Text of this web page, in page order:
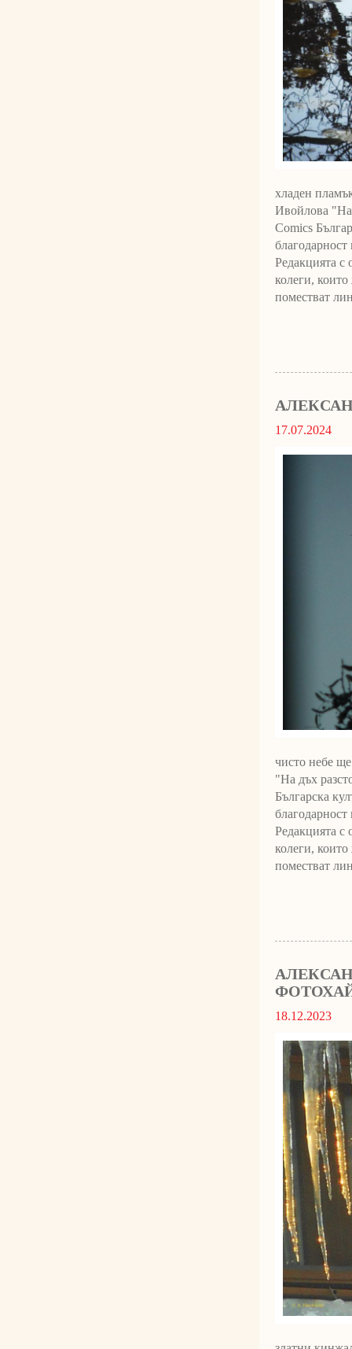
хладен
Ивойлова "На
Comics
Редакцията с
колеги,
поместват
17.07.2024
чисто небе
"На дъх
Българска
Редакцията с
колеги,
поместват
18.12.2023